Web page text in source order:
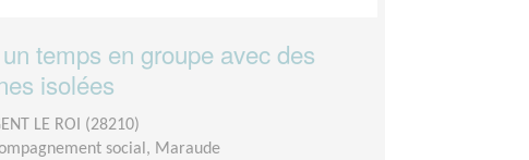
temps en groupe avec des
isolées
LE ROI (28210)
social, Maraude